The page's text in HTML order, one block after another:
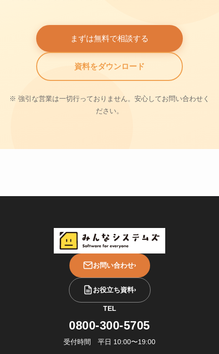
まずは無料で相談する
資料をダウンロード
※ 強引な営業は一切行っておりません。安心してお問い合わせく
ださい。
お問い合わせ›
お役立ち資料›
TEL
0800-300-5705
受付時間 平日 10:00〜19:00